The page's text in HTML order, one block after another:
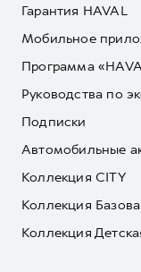
Гарантия HAVAL
Мобильное
Программа
Руководства по
Подписки
Автомобильные
Коллекция CITY
Коллекция
Коллекция